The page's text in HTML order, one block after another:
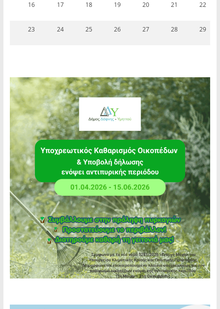
16 17 18 19 20 21 22
23 24 25 26 27 28 29